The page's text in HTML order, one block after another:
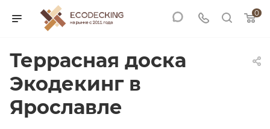
0
Террасная доска
Экодекинг в
Ярославле